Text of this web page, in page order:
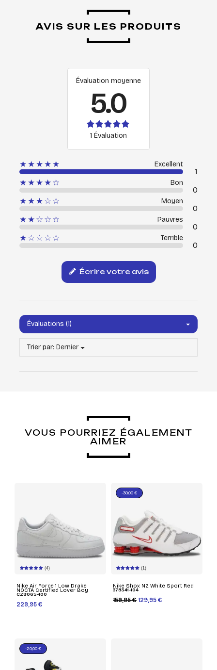
AVIS SUR LES PRODUITS
Évaluation moyenne
5.0
1 Évaluation
★★★★★ Excellent
1
★★★★☆
Bon
0
★★★☆☆
Moyen
0
★★☆☆☆
Pauvres
0
★☆☆☆☆
Terrible
0
Écrire votre avis
Évaluations (1)
Trier par: Dernier
VOUS POURRIEZ ÉGALEMENT
AIMER
(4)
Nike Air Force 1 Low Drake
NOCTA Certified Lover Boy
CZ8065-100
229,95 €
(1)
Nike Shox NZ White Sport Red
378341-104
159,95 € 129,95 €
-30,00 €
-20,00 €